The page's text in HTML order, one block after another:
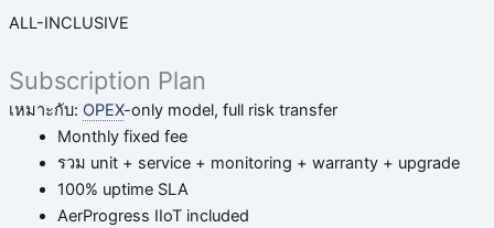
ALL-INCLUSIVE
Subscription Plan
เหมาะกับ: OPEX-only model, full risk transfer
Monthly fixed fee
รวม unit + service + monitoring + warranty + upgrade
100% uptime SLA
AerProgress IIoT included